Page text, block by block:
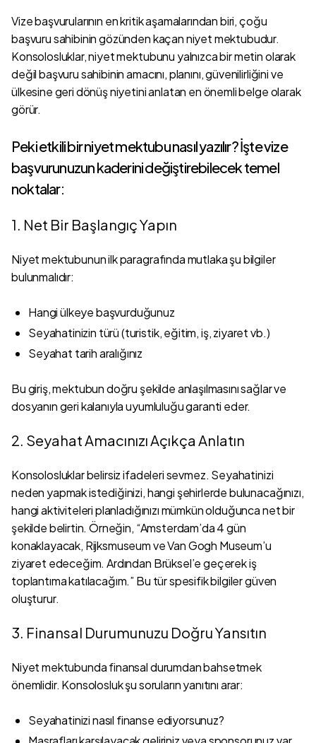
Vize başvurularının en kritik aşamalarından biri, çoğu
başvuru sahibinin gözünden kaçan niyet mektubudur.
Konsolosluklar, niyet mektubunu yalnızca bir metin olarak
değil başvuru sahibinin amacını, planını, güvenilirliğini ve
ülkesine geri dönüş niyetini anlatan en önemli belge olarak
görür.
Peki etkili bir niyet mektubu nasıl yazılır? İşte vize
başvurunuzun kaderini değiştirebilecek temel
noktalar:
1. Net Bir Başlangıç Yapın
Niyet mektubunun ilk paragrafında mutlaka şu bilgiler
bulunmalıdır:
Hangi ülkeye başvurduğunuz
Seyahatinizin türü (turistik, eğitim, iş, ziyaret vb.)
Seyahat tarih aralığınız
Bu giriş, mektubun doğru şekilde anlaşılmasını sağlar ve
dosyanın geri kalanıyla uyumluluğu garanti eder.
2. Seyahat Amacınızı Açıkça Anlatın
Konsolosluklar belirsiz ifadeleri sevmez. Seyahatinizi
neden yapmak istediğinizi, hangi şehirlerde bulunacağınızı,
hangi aktiviteleri planladığınızı mümkün olduğunca net bir
şekilde belirtin. Örneğin, “Amsterdam’da 4 gün
konaklayacak, Rijksmuseum ve Van Gogh Museum’u
ziyaret edeceğim. Ardından Brüksel’e geçerek iş
toplantıma katılacağım.” Bu tür spesifik bilgiler güven
oluşturur.
3. Finansal Durumunuzu Doğru Yansıtın
Niyet mektubunda finansal durumdan bahsetmek
önemlidir. Konsolosluk şu soruların yanıtını arar:
Seyahatinizi nasıl finanse ediyorsunuz?